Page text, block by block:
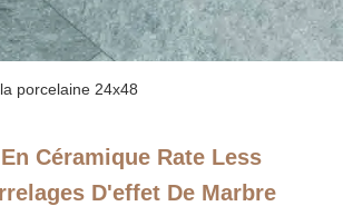
porcelaine 24x48
Céramique Rate Less
D'effet De Marbre